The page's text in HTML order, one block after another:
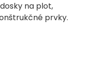
na plot,
prvky.